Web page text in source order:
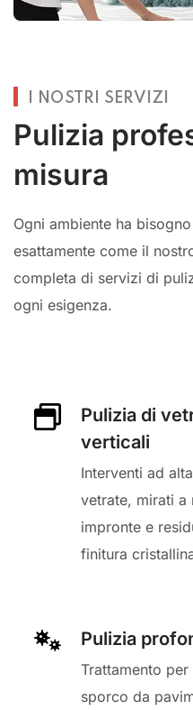
I NOSTRI SERVIZI
Pulizia
misura
Ogni ambiente ha
esattamente come il
completa di servizi di
ogni esigenza.
Pulizia di
verticali
Interventi ad
vetrate, mirati a
impronte e
finitura
Pulizia
Trattamento
sporco da